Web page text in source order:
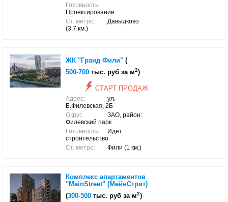
Готовность:
Проектирование
Ст. метро:
Давыдково
(3.7 км.)
ЖК "Гранд Фили" (
500-700 тыс. руб за м2)
СТАРТ ПРОДАЖ
Адрес:
ул.
Б.Филевская, 2Б
Округ:
ЗАО, район:
Филевский парк
Готовность:
Идет
строительство
Ст. метро:
Фили (1 км.)
Комплекс апартаментов
"MainStreet" (МейнСтрит)
(300-500 тыс. руб за м2)